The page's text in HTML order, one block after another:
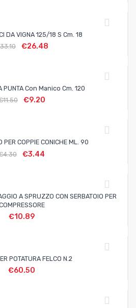
DA VIGNA 125/18 S Cm. 18
33.10 €26.48
PUNTA Con Manico Cm. 120
11.50 €9.20
PER COPPIE CONICHE ML. 90
4.30 €3.44
A SPRUZZO CON SERBATOIO PER
€10.89
POTATURA FELCO N.2
€60.50